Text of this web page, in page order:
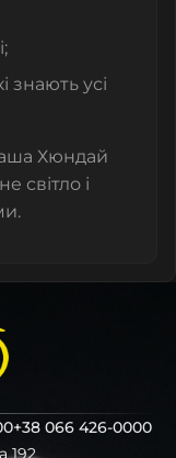
знають усі
Хюндай
світло і
+38 066 426-0000
192